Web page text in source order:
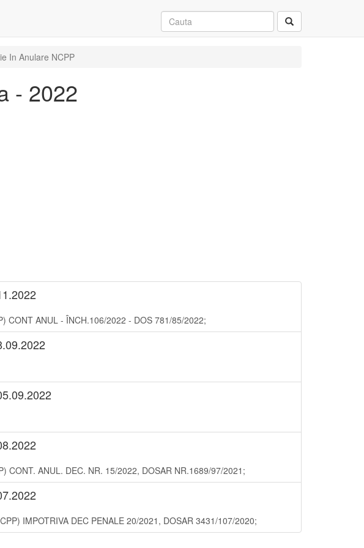
In Anulare NCPP
- 2022
CONT ANUL - ÎNCH.106/2022 - DOS 781/85/2022;
CONT. ANUL. DEC. NR. 15/2022, DOSAR NR.1689/97/2021;
IMPOTRIVA DEC PENALE 20/2021, DOSAR 3431/107/2020;